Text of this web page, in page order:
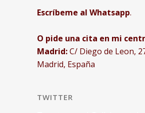
Escríbeme al Whatsapp.
O pide una cita en mi
Madrid:C/ Diego de Leon,
Madrid, España
TWITTER